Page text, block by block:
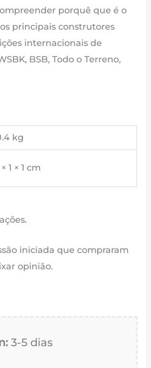
porquê que é o
principais construtores
internacionais de
BSB, Todo o Terreno,
kg
× 1 × 1 cm
iniciada que compraram
opinião.
3-5 dias